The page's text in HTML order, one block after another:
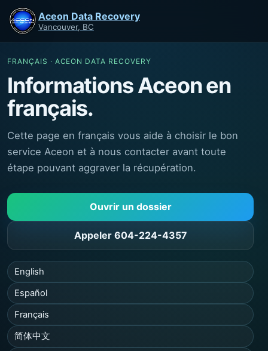
Aceon Data Recovery
Vancouver, BC
FRANÇAIS · ACEON DATA RECOVERY
Informations Aceon en
français.
Cette page en français vous aide à choisir le bon
service Aceon et à nous contacter avant toute
étape pouvant aggraver la récupération.
Ouvrir un dossier
Appeler 604-224-4357
English
Español
Français
简体中文